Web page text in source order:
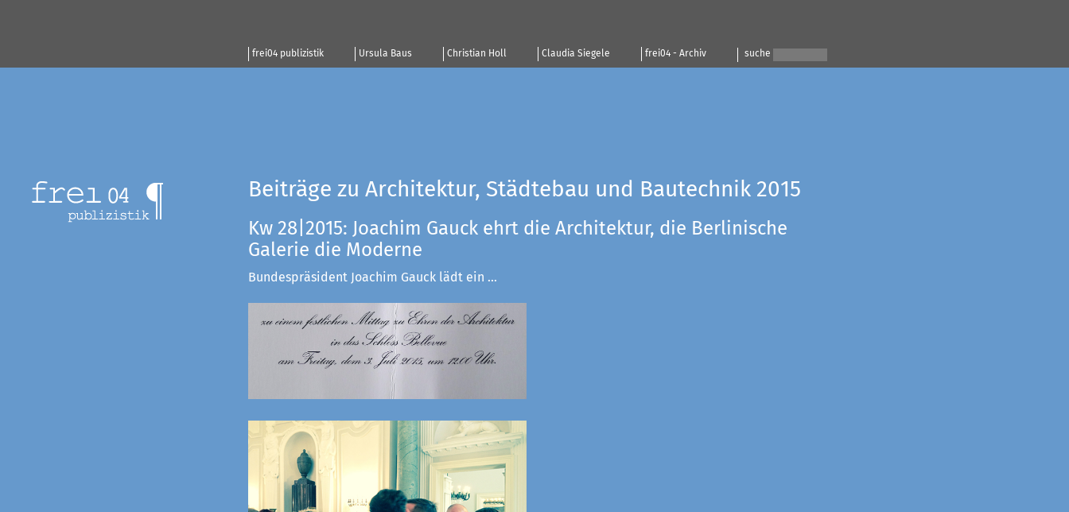
frei04 publizistik Ursula Baus Christian Holl Claudia Siegele frei04 - Archiv suche
Beiträge zu Architektur, Städtebau und Bautechnik 2015
Kw 28|2015: Joachim Gauck ehrt die Architektur, die Berlinische
Galerie die Moderne
Bundespräsident Joachim Gauck lädt ein ...